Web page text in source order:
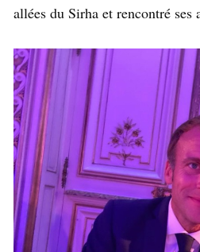
allées du Sirha et rencontré ses